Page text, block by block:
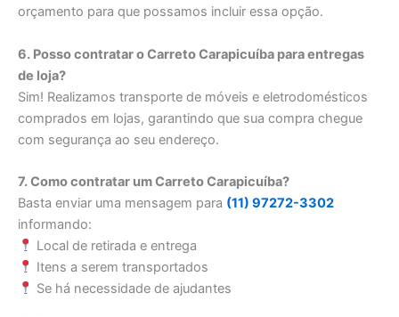
orçamento para que possamos incluir essa opção.
6. Posso contratar o Carreto Carapicuíba para entregas
de loja?
Sim! Realizamos transporte de móveis e eletrodomésticos
comprados em lojas, garantindo que sua compra chegue
com segurança ao seu endereço.
7. Como contratar um Carreto Carapicuíba?
Basta enviar uma mensagem para (11) 97272-3302
informando:
Local de retirada e entrega
Itens a serem transportados
Se há necessidade de ajudantes